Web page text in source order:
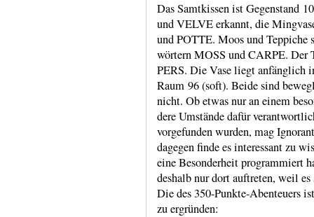
Das Samt­kissen ist Gegen­stand
und VELVE erkannt, die
und POTTE. Moos und
wörtern MOSS und CARPE. Der
PERS. Die Vase liegt anfäng­lich
Raum 96 (soft). Beide sind
nicht. Ob etwas nur an einem
dere Umstände dafür
vorge­funden wurden, mag
dagegen finde es interes­sant zu
eine Beson­der­heit program­miert
deshalb nur dort auftreten, weil
Die des 350-​Punkte-​Aben­teuers
zu ergründen: